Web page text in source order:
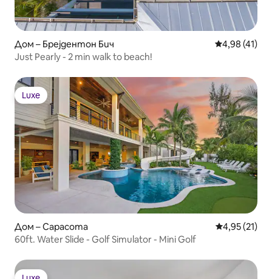
Дом – Брејдентон Бич Средна
4,98 (41)
Just Pearly - 2 min walk to beach!
Luxe
Luxe
Дом – Сарасота Средна
4,95 (21)
60ft. Water Slide - Golf Simulator - Mini Golf